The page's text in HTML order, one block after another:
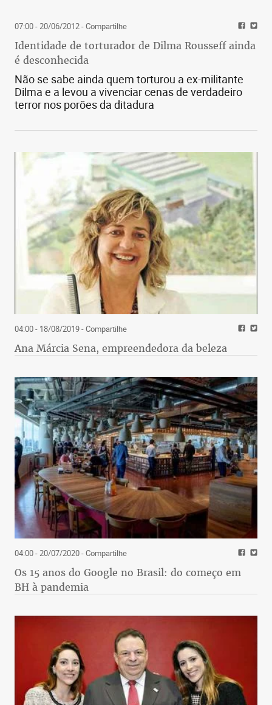
07:00 - 20/06/2012- Compartilhe
Identidade de torturador de Dilma Rousseff ainda
é desconhecida
Não se sabe ainda quem torturou a ex-militante
Dilma e a levou a vivenciar cenas de verdadeiro
terror nos porões da ditadura
04:00 - 18/08/2019- Compartilhe
Ana Márcia Sena, empreendedora da beleza
04:00 - 20/07/2020- Compartilhe
Os 15 anos do Google no Brasil: do começo em
BH à pandemia